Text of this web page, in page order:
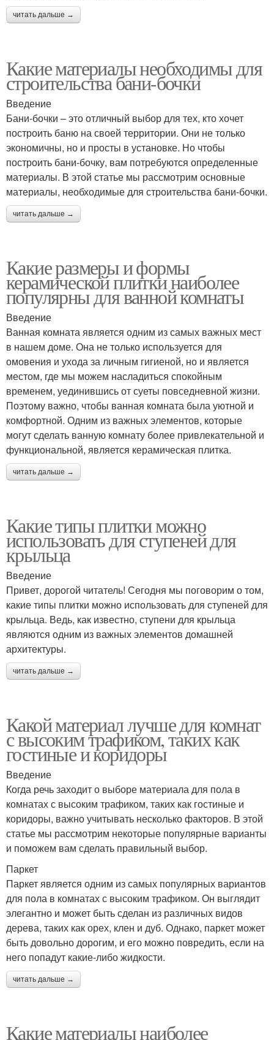
читать дальше →
Какие материалы необходимы для
строительства бани-бочки
Введение
Бани-бочки – это отличный выбор для тех, кто хочет
построить баню на своей территории. Они не только
экономичны, но и просты в установке. Но чтобы
построить бани-бочку, вам потребуются определенные
материалы. В этой статье мы рассмотрим основные
материалы, необходимые для строительства бани-бочки.
читать дальше →
Какие размеры и формы
керамической плитки наиболее
популярны для ванной комнаты
Введение
Ванная комната является одним из самых важных мест
в нашем доме. Она не только используется для
омовения и ухода за личным гигиеной, но и является
местом, где мы можем насладиться спокойным
временем, уединившись от суеты повседневной жизни.
Поэтому важно, чтобы ванная комната была уютной и
комфортной. Одним из важных элементов, которые
могут сделать ванную комнату более привлекательной и
функциональной, является керамическая плитка.
читать дальше →
Какие типы плитки можно
использовать для ступеней для
крыльца
Введение
Привет, дорогой читатель! Сегодня мы поговорим о том,
какие типы плитки можно использовать для ступеней для
крыльца. Ведь, как известно, ступени для крыльца
являются одним из важных элементов домашней
архитектуры.
читать дальше →
Какой материал лучше для комнат
с высоким трафиком, таких как
гостиные и коридоры
Введение
Когда речь заходит о выборе материала для пола в
комнатах с высоким трафиком, таких как гостиные и
коридоры, важно учитывать несколько факторов. В этой
статье мы рассмотрим некоторые популярные варианты
и поможем вам сделать правильный выбор.
Паркет
Паркет является одним из самых популярных вариантов
для пола в комнатах с высоким трафиком. Он выглядит
элегантно и может быть сделан из различных видов
дерева, таких как орех, клен и дуб. Однако, паркет может
быть довольно дорогим, и его можно повредить, если на
него попадут какие-либо жидкости.
читать дальше →
Какие материалы наиболее